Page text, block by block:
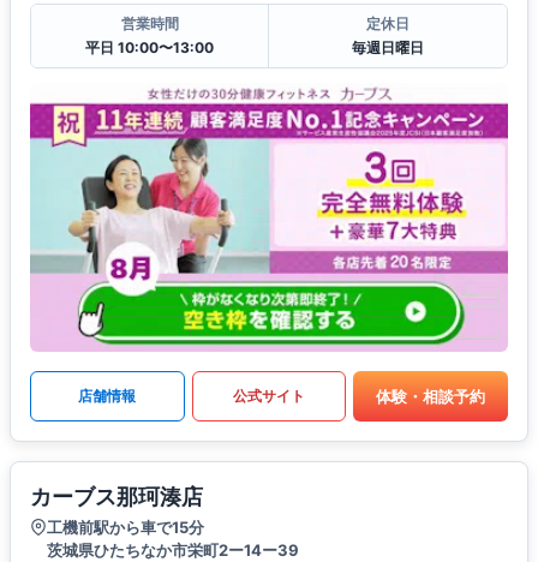
営業時間
平日 10:00〜13:00
定休日
毎週日曜日
店舗情報 公式サイト 体験・相談予約
カーブス那珂湊店
工機前駅から車で15分
茨城県ひたちなか市栄町2ー14ー39